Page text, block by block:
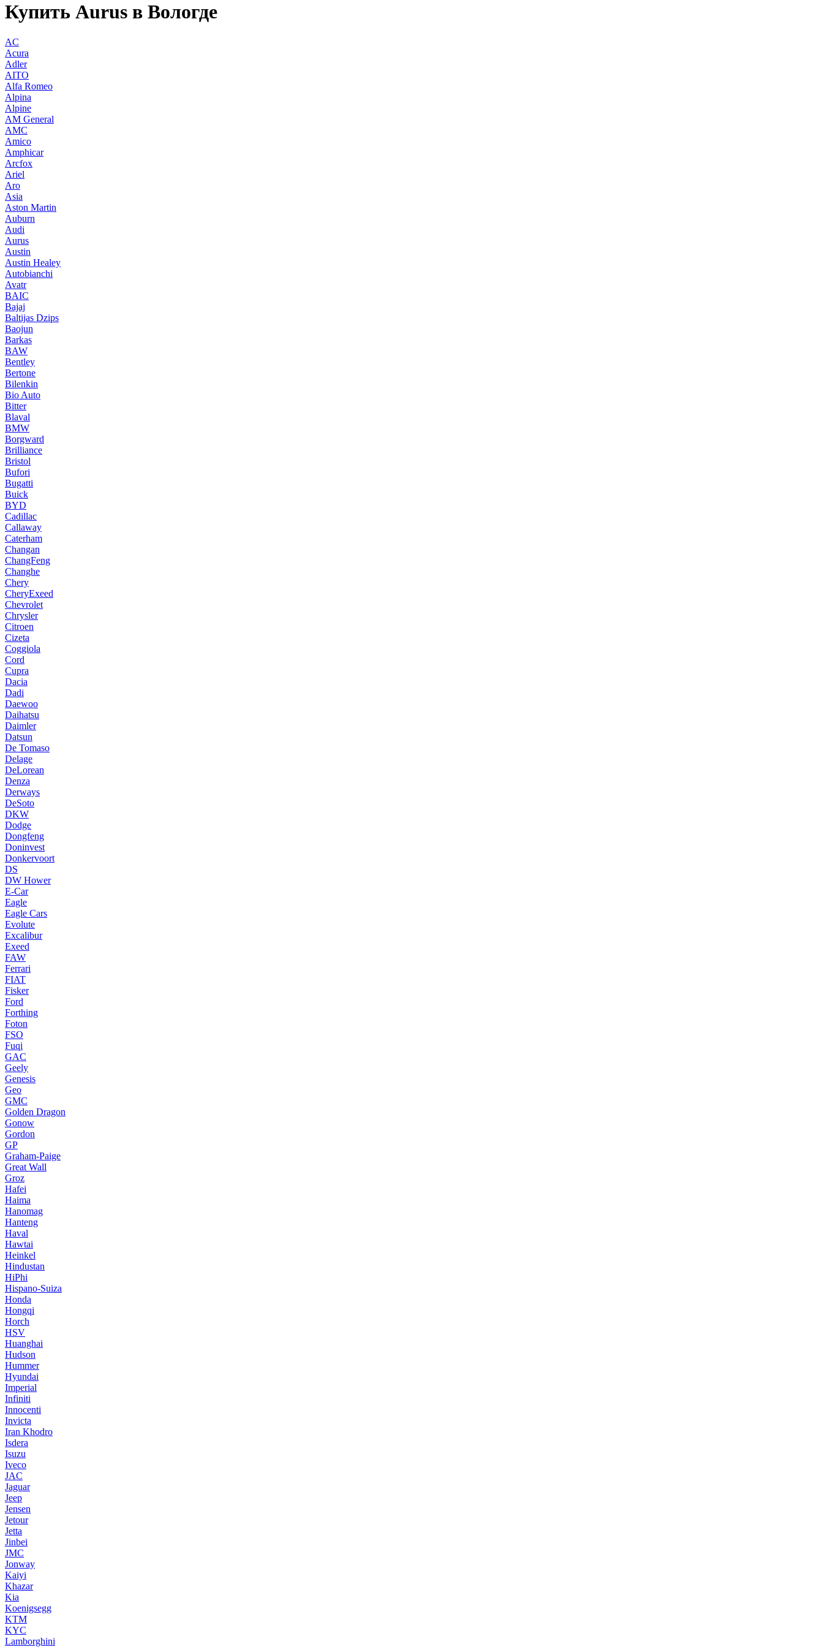
Купить Aurus в Вологде
AC
Acura
Adler
AITO
Alfa Romeo
Alpina
Alpine
AM General
AMC
Amico
Amphicar
Arcfox
Ariel
Aro
Asia
Aston Martin
Auburn
Audi
Aurus
Austin
Austin Healey
Autobianchi
Avatr
BAIC
Bajaj
Baltijas Dzips
Baojun
Barkas
BAW
Bentley
Bertone
Bilenkin
Bio Auto
Bitter
Blaval
BMW
Borgward
Brilliance
Bristol
Bufori
Bugatti
Buick
BYD
Cadillac
Callaway
Caterham
Changan
ChangFeng
Changhe
Chery
CheryExeed
Chevrolet
Chrysler
Citroen
Cizeta
Coggiola
Cord
Cupra
Dacia
Dadi
Daewoo
Daihatsu
Daimler
Datsun
De Tomaso
Delage
DeLorean
Denza
Derways
DeSoto
DKW
Dodge
Dongfeng
Doninvest
Donkervoort
DS
DW Hower
E-Car
Eagle
Eagle Cars
Evolute
Excalibur
Exeed
FAW
Ferrari
FIAT
Fisker
Ford
Forthing
Foton
FSO
Fuqi
GAC
Geely
Genesis
Geo
GMC
Golden Dragon
Gonow
Gordon
GP
Graham-Paige
Great Wall
Groz
Hafei
Haima
Hanomag
Hanteng
Haval
Hawtai
Heinkel
Hindustan
HiPhi
Hispano-Suiza
Honda
Hongqi
Horch
HSV
Huanghai
Hudson
Hummer
Hyundai
Imperial
Infiniti
Innocenti
Invicta
Iran Khodro
Isdera
Isuzu
Iveco
JAC
Jaguar
Jeep
Jensen
Jetour
Jetta
Jinbei
JMC
Jonway
Kaiyi
Khazar
Kia
Koenigsegg
KTM
KYC
Lamborghini